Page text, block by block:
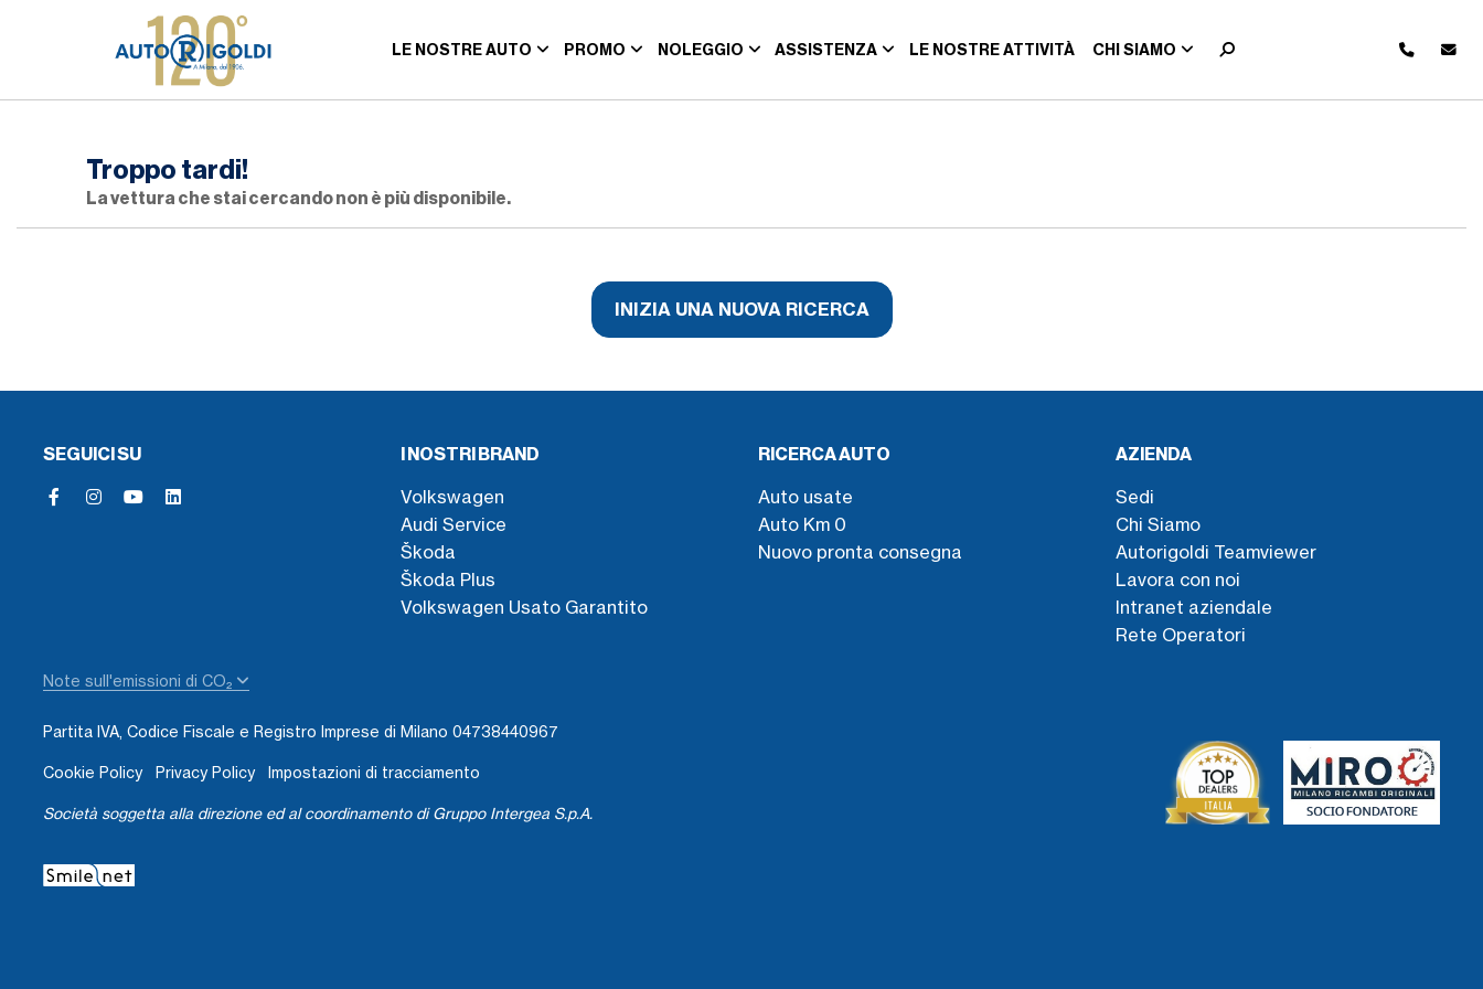
LE NOSTRE AUTO PROMO NOLEGGIO ASSISTENZA LE NOSTRE ATTIVITÀ CHI SIAMO
Troppo tardi!
La vettura che stai cercando non è più disponibile.
INIZIA UNA NUOVA RICERCA
SEGUICI SU I NOSTRI BRAND
Volkswagen
Audi Service
Škoda
Škoda Plus
Volkswagen Usato Garantito
RICERCA AUTO
Auto usate
Auto Km 0
Nuovo pronta consegna
AZIENDA
Sedi
Chi Siamo
Autorigoldi Teamviewer
Lavora con noi
Intranet aziendale
Rete Operatori
Note sull'emissioni di CO₂
Partita IVA, Codice Fiscale e Registro Imprese di Milano 04738440967
Cookie Policy Privacy Policy Impostazioni di tracciamento
Società soggetta alla direzione ed al coordinamento di Gruppo Intergea S.p.A.